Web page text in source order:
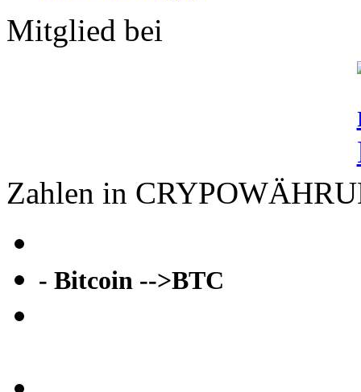
Mitglied bei
Zahlen in
- Bitcoin -->BTC